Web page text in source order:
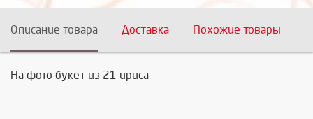
Описание товара Доставка Похожие товары
На фото букет из 21 ириса